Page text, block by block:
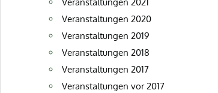
Veranstaltungen 2021
Veranstaltungen 2020
Veranstaltungen 2019
Veranstaltungen 2018
Veranstaltungen 2017
Veranstaltungen vor 2017